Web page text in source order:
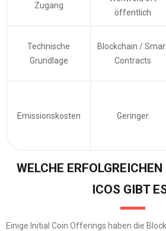
Zugang
öffentlich
Technische
Grundlage
Blockchain /
Contracts
Emissionskosten Geringer
WELCHE
ICOS GIBT
Einige Initial Coin Offerings haben die